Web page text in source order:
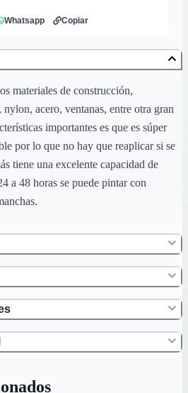
Whatsapp Copiar
materiales de construcción,
acero, ventanas, entre otra gran
importantes es que es súper
por lo que no hay que reaplicar si se
tiene una excelente capacidad de
a 48 horas se puede pintar con